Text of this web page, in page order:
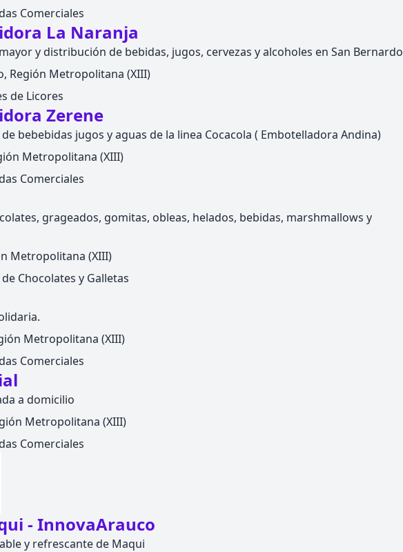
Comerciales
La Naranja
y distribución de bebidas, jugos, cervezas y alcoholes en San Bernardo
Región Metropolitana (XIII)
de Licores
Zerene
bebebidas jugos y aguas de la linea Cocacola ( Embotelladora Andina)
Metropolitana (XIII)
Comerciales
grageados, gomitas, obleas, helados, bebidas, marshmallows y
Metropolitana (XIII)
Chocolates y Galletas
Metropolitana (XIII)
Comerciales
a domicilio
Metropolitana (XIII)
Comerciales
- InnovaArauco
y refrescante de Maqui